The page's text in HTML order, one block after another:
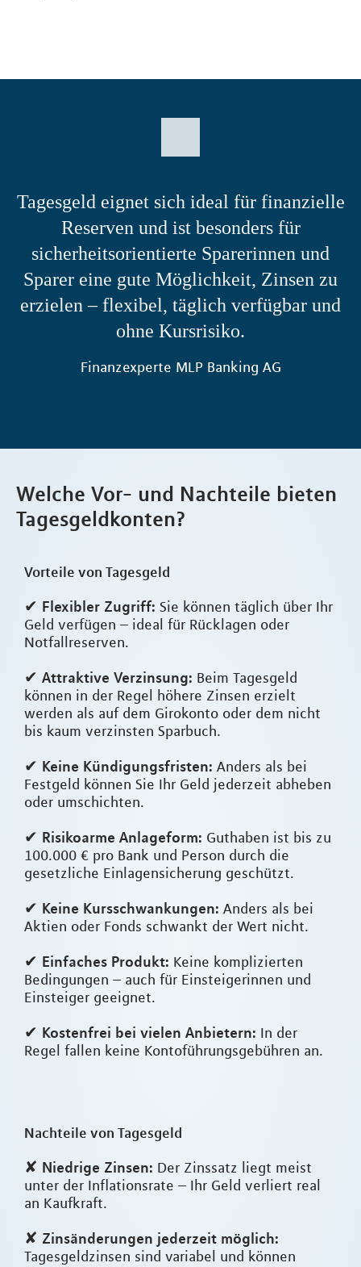
Tagesgeld eignet sich ideal für finanzielle
Reserven und ist besonders für
sicherheitsorientierte Sparerinnen und
Sparer eine gute Möglichkeit, Zinsen zu
erzielen – flexibel, täglich verfügbar und
ohne Kursrisiko.
Finanzexperte MLP Banking AG
Welche Vor- und Nachteile bieten
Tagesgeldkonten?
Vorteile von Tagesgeld
✔ Flexibler Zugriff: Sie können täglich über Ihr
Geld verfügen – ideal für Rücklagen oder
Notfallreserven.
✔ Attraktive Verzinsung: Beim Tagesgeld
können in der Regel höhere Zinsen erzielt
werden als auf dem Girokonto oder dem nicht
bis kaum verzinsten Sparbuch.
✔ Keine Kündigungsfristen: Anders als bei
Festgeld können Sie Ihr Geld jederzeit abheben
oder umschichten.
✔ Risikoarme Anlageform: Guthaben ist bis zu
100.000 € pro Bank und Person durch die
gesetzliche Einlagensicherung geschützt.
✔ Keine Kursschwankungen: Anders als bei
Aktien oder Fonds schwankt der Wert nicht.
✔ Einfaches Produkt: Keine komplizierten
Bedingungen – auch für Einsteigerinnen und
Einsteiger geeignet.
✔ Kostenfrei bei vielen Anbietern: In der
Regel fallen keine Kontoführungsgebühren an.
Nachteile von Tagesgeld
✘ Niedrige Zinsen: Der Zinssatz liegt meist
unter der Inflationsrate – Ihr Geld verliert real
an Kaufkraft.
✘ Zinsänderungen jederzeit möglich:
Tagesgeldzinsen sind variabel und können